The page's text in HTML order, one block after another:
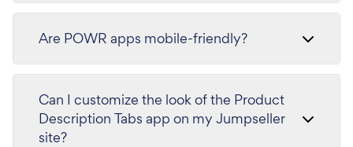
Are POWR apps mobile-friendly?
Can I customize the look of the Product
Description Tabs app on my Jumpseller
site?